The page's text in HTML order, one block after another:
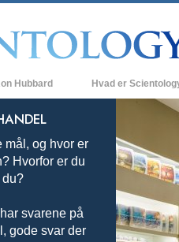
Hubbard Hvad er
Anskuelser og
Scientologys tro og
Hvad scientologer
Mød en scientolog
Indenfor i en Kirke
mål, og hvor er
Hvorfor er du
du?
svarene på
gode svar der